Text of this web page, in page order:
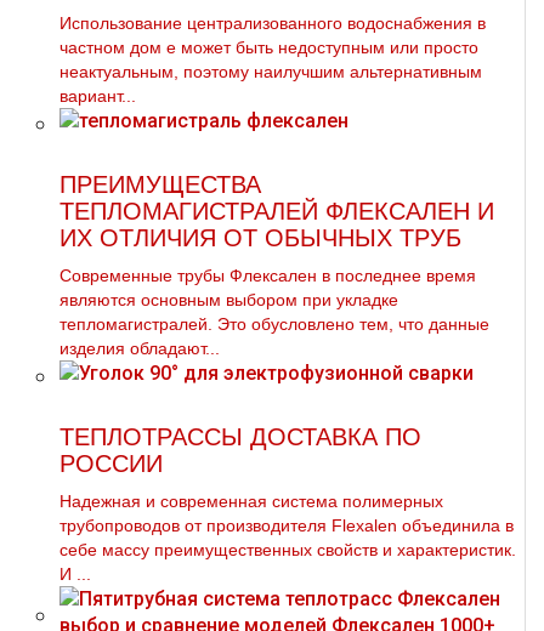
Использование централизованного вoдoснабжeния в
частном дoм е может быть недоступным или просто
неактуальным, поэтому наилучшим альтернативным
вариант...
ПРЕИМУЩЕСТВА
ТЕПЛОМАГИСТРАЛЕЙ ФЛЕКСАЛЕН И
ИХ ОТЛИЧИЯ ОТ ОБЫЧНЫХ ТРУБ
Современные трубы Флексален в последнее время
являются основным выбором при укладке
тепломагистралей. Это обусловлено тем, что данные
изделия обладают...
ТЕПЛОТРАССЫ ДОСТАВКА ПО
РОССИИ
Надежная и современная система полимерных
тpубопроводов от производителя Flехalеn объединила в
себе массу преимущественных свойств и характеристик.
И ...